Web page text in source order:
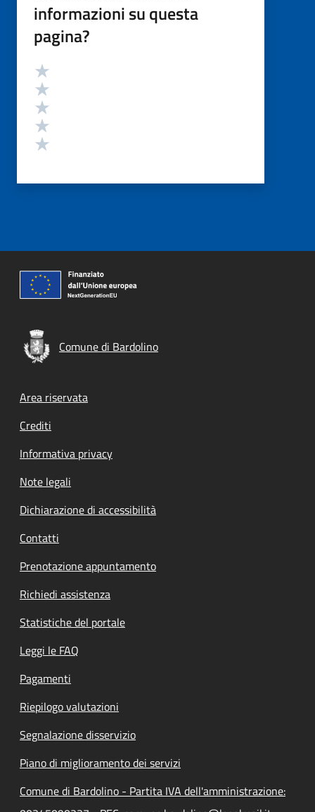
informazioni su questa
pagina?
Valutazione
Comune di Bardolino
Footer menu
Area riservata
Crediti
Informativa privacy
Note legali
Dichiarazione di accessibilità
Contatti
Prenotazione appuntamento
Richiedi assistenza
Statistiche del portale
Leggi le FAQ
Pagamenti
Riepilogo valutazioni
Segnalazione disservizio
Piano di miglioramento dei servizi
Comune di Bardolino - Partita IVA dell'amministrazione: